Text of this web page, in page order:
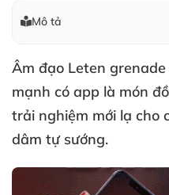
Mô tả
Âm đạo Leten
mạnh có app là món
trải nghiệm mới lạ cho
dâm tự sướng.